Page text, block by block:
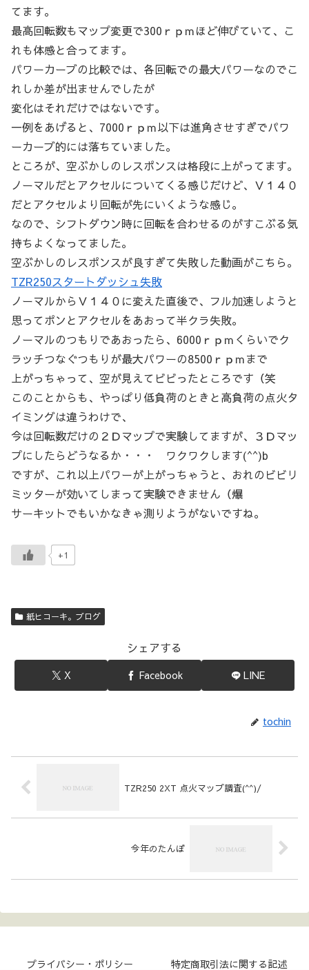
てます。
最高回転数もマップ変更で300ｒｐｍほど伸びていて、こ
れも体感と合ってます。
パワーカーブの比較では、各回転での最大パワーなのでこ
れしか差が出ませんでしたが
変化はそれだけではないです。
一例をあげると、7000ｒｐｍ以下は進角させすぎでパワ
ーカーブ的には落ちていました。
ところが、空ぶかしのレスポンスは格段に上がってます。
ノーマルだとアクセルについてくる感じだけど、Ｖ１４０
だとアクセルより回転が先にいくような感じ。
なので、シフトダウン時に回転を合わせるのがすこぶる気
持ちよくなってました。
空ぶかしのレスポンスが良すぎて失敗した動画がこちら。
TZR250スタートダッシュ失敗
ノーマルからＶ１４０に変えた直後で、フル加速しようと
思ってポンとアクセルをあおって半クラ失敗。
ノーマルのつもりであおったら、6000ｒｐｍくらいでク
ラッチつなぐつもりが最大パワーの8500ｒｐｍまで
上がっちゃって、空が見えてビビったところです（笑
このことからも、やっぱり低負荷のときと高負荷の点火タ
イミングは違うわけで、
今は回転数だけの２Ｄマップで実験してますが、３Ｄマッ
プにしたらどうなるか・・・ ワクワクします(^^)b
ですが、これ以上パワーが上がっちゃうと、おれのビビリ
ミッターが効いてしまって実験できません（爆
サーキットでもいかなきゃ測りようがないですね。
+1
紙ヒコーキ。ブログ
シェアする
X Facebook LINE
tochin
TZR250 2XT 点火マップ調査(^^)/
今年のたんぼ
プライバシー・ポリシー 特定商取引法に関する記述